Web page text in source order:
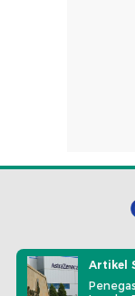
Redaksi
Artikel